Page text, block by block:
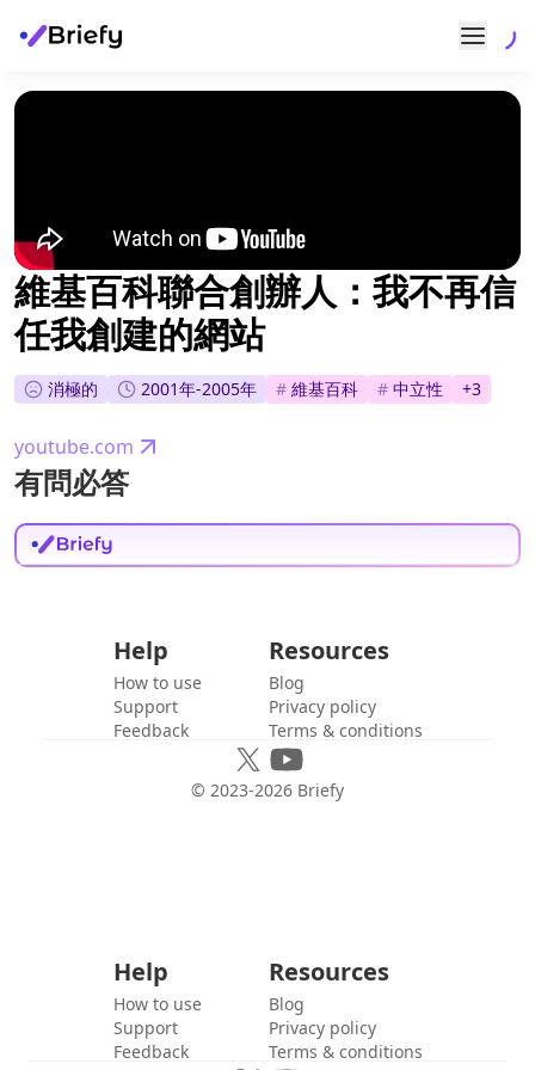
維基百科聯合創辦人：我不再信
任我創建的網站
消極的 2001年-2005年 # 維基百科 # 中立性 +3
youtube.com
有問必答
Help
How to use
Support
Feedback
Resources
Blog
Privacy policy
Terms & conditions
© 2023-2026 Briefy
Help
How to use
Support
Feedback
Resources
Blog
Privacy policy
Terms & conditions